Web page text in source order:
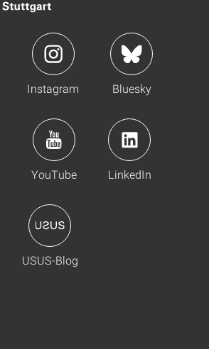
Instagram Bluesky
YouTube LinkedIn
USUS-Blog